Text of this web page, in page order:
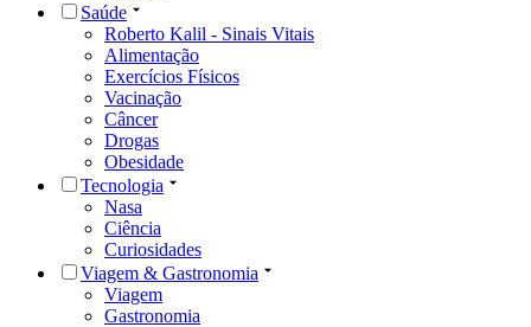
Saúde
Roberto Kalil - Sinais Vitais
Alimentação
Exercícios Físicos
Vacinação
Câncer
Drogas
Obesidade
Tecnologia
Nasa
Ciência
Curiosidades
Viagem & Gastronomia
Viagem
Gastronomia